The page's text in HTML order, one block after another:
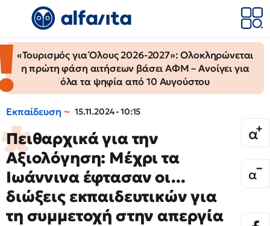
«Τουρισμός για Όλους 2026-2027»: Ολοκληρώνεται
η πρώτη φάση αιτήσεων βάσει ΑΦΜ – Ανοίγει για
όλα τα ψηφία από 10 Αυγούστου
Εκπαίδευση 15.11.2024 - 10:15
Πειθαρχικά για την
Αξιολόγηση: Μέχρι τα
Ιωάννινα έφτασαν οι...
διώξεις εκπαιδευτικών για
τη συμμετοχή στην απεργία